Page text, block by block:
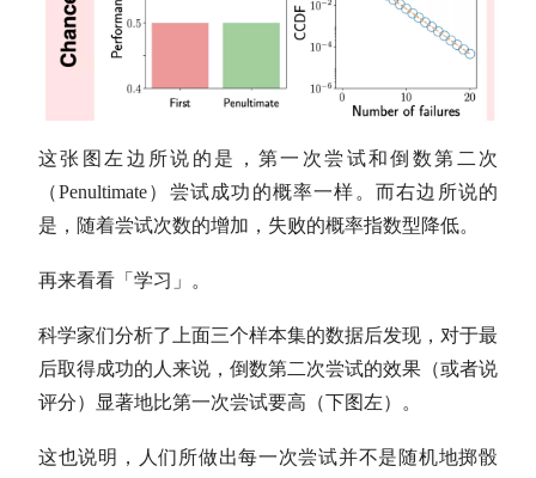
这张图左边所说的是，第一次尝试和倒数第二次
（Penultimate）尝试成功的概率一样。而右边所说的
是，随着尝试次数的增加，失败的概率指数型降低。
再来看看「学习」。
科学家们分析了上面三个样本集的数据后发现，对于最
后取得成功的人来说，倒数第二次尝试的效果（或者说
评分）显著地比第一次尝试要高（下图左）。
这也说明，人们所做出每一次尝试并不是随机地掷骰